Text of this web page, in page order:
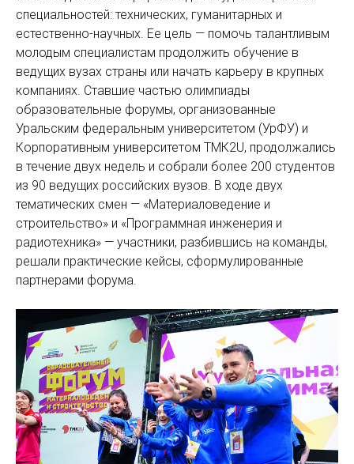
специальностей: технических, гуманитарных и
естественно-научных. Ее цель — помочь талантливым
молодым специалистам продолжить обучение в
ведущих вузах страны или начать карьеру в крупных
компаниях. Ставшие частью олимпиады
образовательные форумы, организованные
Уральским федеральным университетом (УрФУ) и
Корпоративным университетом ТМК2U, продолжались
в течение двух недель и собрали более 200 студентов
из 90 ведущих российских вузов. В ходе двух
тематических смен — «Материаловедение и
строительство» и «Программная инженерия и
радиотехника» — участники, разбившись на команды,
решали практические кейсы, сформулированные
партнерами форума.